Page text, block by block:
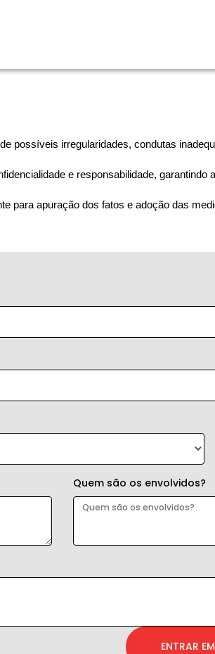
possíveis irregularidades, condutas
e responsabilidade,
para apuração dos fatos e adoção das
Quem são os envolvidos?
ENTRAR